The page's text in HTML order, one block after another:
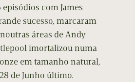
com James
sucesso, marcaram
áreas de Andy
imortalizou numa
em tamanho natural,
de Junho último.